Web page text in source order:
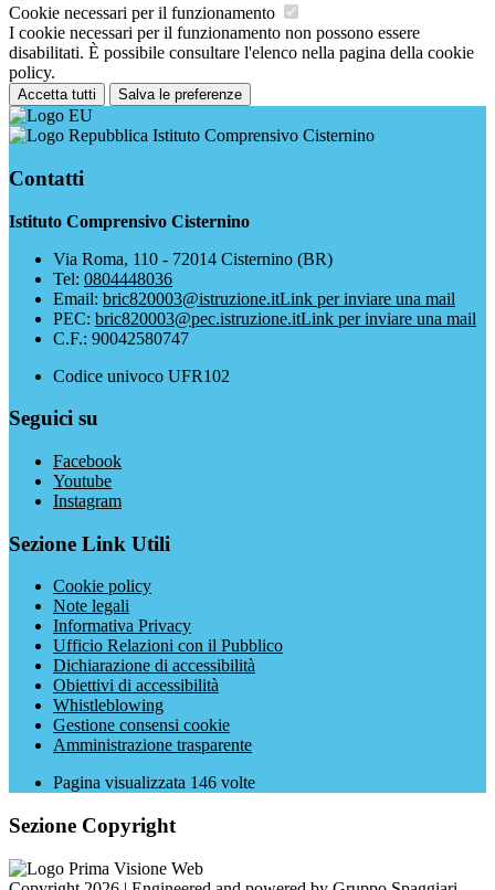
Cookie necessari per il funzionamento
I cookie necessari per il funzionamento non possono essere
disabilitati. È possibile consultare l'elenco nella pagina della cookie
policy.
Accetta tutti Salva le preferenze
Istituto Comprensivo Cisternino
Contatti
Istituto Comprensivo Cisternino
Via Roma, 110 - 72014 Cisternino (BR)
Tel: 0804448036
Email: bric820003@istruzione.itLink per inviare una mail
PEC: bric820003@pec.istruzione.itLink per inviare una mail
C.F.: 90042580747
Codice univoco UFR102
Seguici su
Facebook
Youtube
Instagram
Sezione Link Utili
Cookie policy
Note legali
Informativa Privacy
Ufficio Relazioni con il Pubblico
Dichiarazione di accessibilità
Obiettivi di accessibilità
Whistleblowing
Gestione consensi cookie
Amministrazione trasparente
Pagina visualizzata 146 volte
Sezione Copyright